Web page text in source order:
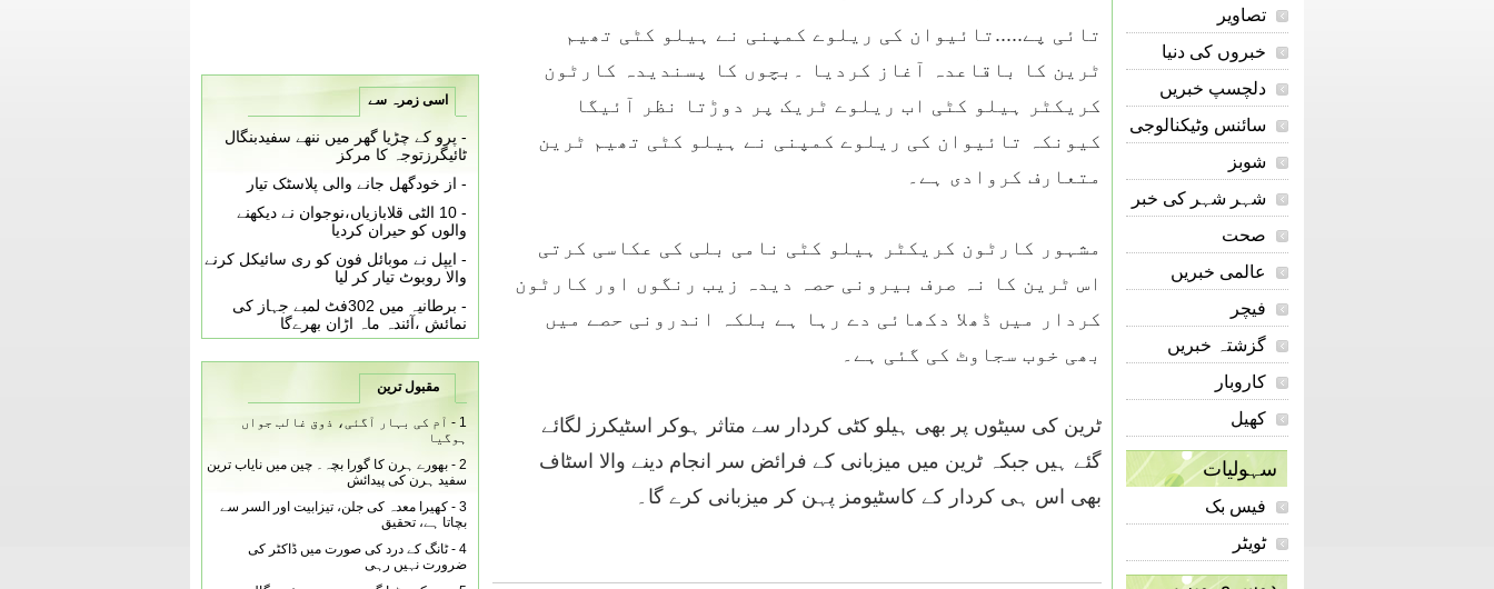
تصاویر
خبروں کی دنیا
دلچسپ خبریں
سائنس وٹیکنالوجی
شوبز
شہر شہر کی خبر
صحت
عالمی خبریں
فیچر
گزشتہ خبریں
کاروبار
کھیل
سہولیات
فیس بک
ٹویٹر
تائی پے.....تائیوان کی ریلوے کمپنی نے ہیلو کٹی تھیم
ٹرین کا باقاعدہ آغاز کردیا ۔بچوں کا پسندیدہ کارٹون
کریکٹر ہیلو کٹی اب ریلوے ٹریک پر دوڑتا نظر آئیگا
کیونکہ تائیوان کی ریلوے کمپنی نے ہیلو کٹی تھیم ٹرین
متعارف کروادی ہے۔
مشہور کارٹون کریکٹر ہیلو کٹی نامی بلی کی عکاسی کرتی
اس ٹرین کا نہ صرف بیرونی حصہ دیدہ زیب رنگوں اور کارٹون
کردار میں ڈھلا دکھائی دے رہا ہے بلکہ اندرونی حصے میں
بھی خوب سجاوٹ کی گئی ہے۔
ٹرین کی سیٹوں پر بھی ہیلو کٹی کردار سے متاثر ہوکر اسٹیکرز لگائے
گئے ہیں جبکہ ٹرین میں میزبانی کے فرائض سر انجام دینے والا اسٹاف
بھی اس ہی کردار کے کاسٹیومز پہن کر میزبانی کرے گا۔
اسی زمرہ سے
- پرو کے چڑیا گھر میں ننھے سفیدبنگال
ٹائیگرزتوجہ کا مرکز
- از خودگھل جانے والی پلاسٹک تیار
-
10 الٹی قلابازیاں،نوجوان نے دیکھنے
والوں کو حیران کردیا
- ایپل نے موبائل فون کو ری سائیکل کرنے
والا روبوٹ تیار کر لیا
-
برطانیہ میں 302فٹ لمبے جہاز کی
نمائش ،آئندہ ماہ اڑان بھرےگا
مقبول ترین
1 -
آم کی بہار آگئی، ذوق غالب جواں
ہوگیا
2 -
بھورے ہرن کا گورا بچہ۔ چین میں نایاب ترین
سفید ہرن کی پیدائش
3 -
کھیرا معدہ کی جلن، تیزابیت اور السر سے
بچاتا ہے، تحقیق
4 -
ٹانگ کے درد کی صورت میں ڈاکٹر کی
ضرورت نہیں رہی